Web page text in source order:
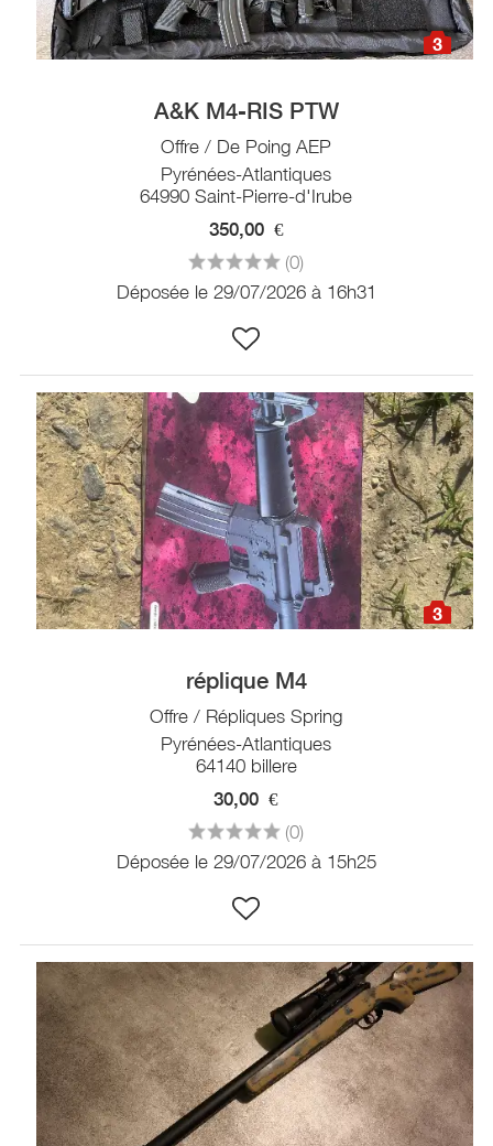
3
A&K M4-RIS PTW
Offre / De Poing AEP
Pyrénées-Atlantiques
64990 Saint-Pierre-d'Irube
350,00 €
(0)
Déposée le 29/07/2026 à 16h31
3
réplique M4
Offre / Répliques Spring
Pyrénées-Atlantiques
64140 billere
30,00 €
(0)
Déposée le 29/07/2026 à 15h25